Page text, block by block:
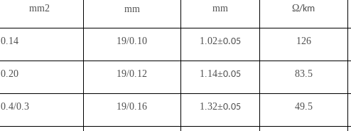
mm2 mm mm Ω/km
0.14 19/0.10 1.02±0.05 126
0.20 19/0.12 1.14±0.05 83.5
0.4/0.3 19/0.16 1.32±0.05 49.5